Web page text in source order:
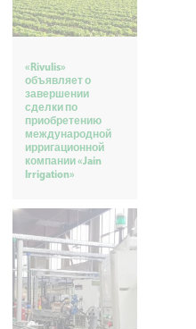
«Rivulis»
объявляет о
завершении
сделки по
приобретению
международной
ирригационной
компании «Jain
Irrigation»